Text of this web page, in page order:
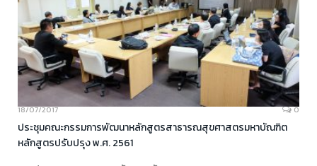
18/07/2017 0
ประชุมคณะกรรมการพัฒนาหลักสูตรสาธารณสุขศาสตรมหาบัณฑิต
หลักสูตรปรับปรุง พ.ศ. 2561